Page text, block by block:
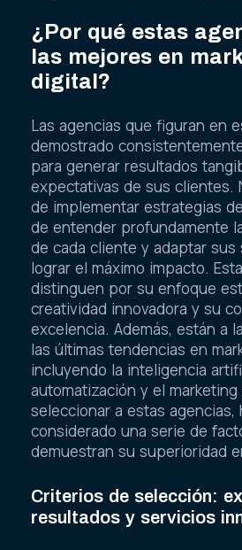
¿Por qué estas
las mejores en
digital?
Las agencias que figuran en
demostrado
para generar resultados
expectativas de sus clientes.
de implementar estrategias
de entender profundamente
de cada cliente y adaptar sus
lograr el máximo impacto.
distinguen por su enfoque
creatividad innovadora y su
excelencia. Además, están a
las últimas tendencias en
incluyendo la inteligencia
automatización y el
seleccionar a estas agencias,
considerado una serie de
demuestran su superioridad
Criterios de selección:
resultados y servicios